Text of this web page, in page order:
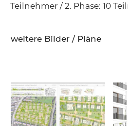
Teilnehmer / 2. Phase: 10
weitere Bilder / Pläne